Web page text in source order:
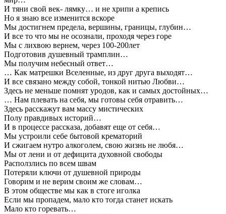
И тяни свой век- лямку… и не хрипи а крепись
Но я знаю все изменится вскоре
Мы достигнем предела, вершины, границы, глубин…
И все то что мы не осознали, проходя через горе
Мы с лихвою вернем, через 100-200лет
Подготовив душевный трамплин…
Мы получим небесный ответ…
… Как матрешки Вселенные, из друг друга выходят…
И все связано между собой, тонкой нитью Любви…
Здесь не меньше помнят уродов, как и самых достойных…
… Нам плевать на себя, мы готовы себя отравить…
Здесь расскажут вам массу мистических
Полу правдивых историй…
И в процессе рассказа, добавят еще от себя…
Мы устроили себе бытовой крематорий
И сжигаем нутро алкоголем, свою жизнь не любя…
Мы от лени и от дефицита духовной свободы
Расползлись по всем швам
Потеряли ключи от душевной природы
Говорим и не верим своим же словам…
В этом обществе мы как в стоге иголка
Если мы пропадем, мало кто тогда станет искать
Мало кто горевать…